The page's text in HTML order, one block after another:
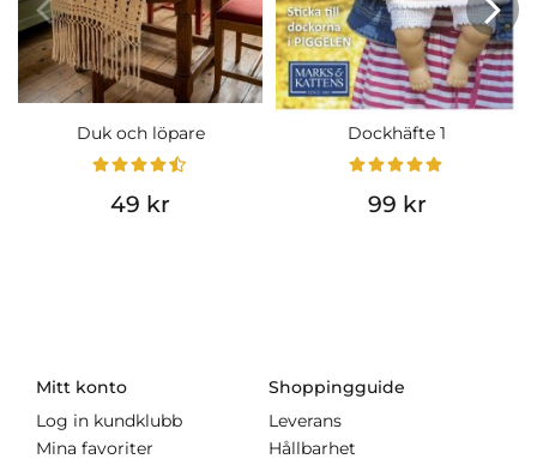
Duk och löpare
49 kr
Dockhäfte 1
99 kr
Mitt konto
Log in kundklubb
Mina favoriter
Shoppingguide
Leverans
Hållbarhet